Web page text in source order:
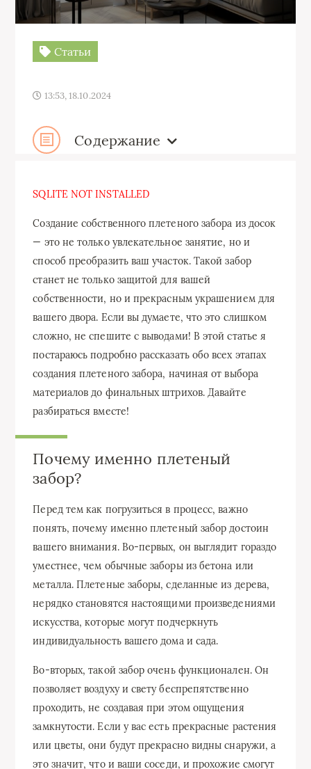
Статьи
13:53, 18.10.2024
Содержание
SQLITE NOT INSTALLED
Создание собственного плетеного забора из досок
— это не только увлекательное занятие, но и
способ преобразить ваш участок. Такой забор
станет не только защитой для вашей
собственности, но и прекрасным украшением для
вашего двора. Если вы думаете, что это слишком
сложно, не спешите с выводами! В этой статье я
постараюсь подробно рассказать обо всех этапах
создания плетеного забора, начиная от выбора
материалов до финальных штрихов. Давайте
разбираться вместе!
Почему именно плетеный
забор?
Перед тем как погрузиться в процесс, важно
понять, почему именно плетеный забор достоин
вашего внимания. Во-первых, он выглядит гораздо
уместнее, чем обычные заборы из бетона или
металла. Плетеные заборы, сделанные из дерева,
нерядко становятся настоящими произведениями
искусства, которые могут подчеркнуть
индивидуальность вашего дома и сада.
Во-вторых, такой забор очень функционален. Он
позволяет воздуху и свету беспрепятственно
проходить, не создавая при этом ощущения
замкнутости. Если у вас есть прекрасные растения
или цветы, они будут прекрасно видны снаружи, а
это значит, что и ваши соседи, и прохожие смогут